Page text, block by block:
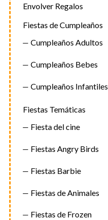
Envolver Regalos
Fiestas de Cumpleaños
Cumpleaños Adultos
Cumpleaños Bebes
Cumpleaños Infantiles
Fiestas Temáticas
Fiesta del cine
Fiestas Angry Birds
Fiestas Barbie
Fiestas de Animales
Fiestas de Frozen